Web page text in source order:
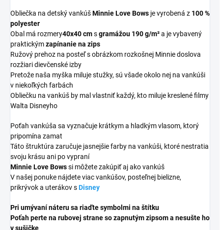
Obliečka na detský vankúšMinnie Love Bows je vyrobená z 100 %
polyester
Obal má rozmery40x40 cmsgramážou 190 g/m²a je vybavený
praktickýmzapínanie na zips
Ružový prehoz na posteľ s obrázkom rozkošnej Minnie doslova
rozžiari dievčenské izby
Pretože naša myška miluje stužky, sú všade okolo nej na vankúši
v niekoľkých farbách
Obliečku na vankúš by mal vlastniť každý, kto miluje kreslené filmy
Walta Disneyho
Poťah vankúša sa vyznačuje krátkym a hladkým vlasom, ktorý
pripomína zamat
Táto štruktúra zaručuje jasnejšie farby na vankúši, ktoré nestratia
svoju krásu ani po vypraní
Minnie Love Bowssi môžete zakúpiť aj ako vankúš
V našej ponuke nájdete viac vankúšov, posteľnej bielizne,
prikrývok a uterákov sDisney
Pri umývaní náteru sa riaďte symbolmi na štítku
Poťah perte na rubovej strane so zapnutým zipsom a nesušte ho
v sušičke